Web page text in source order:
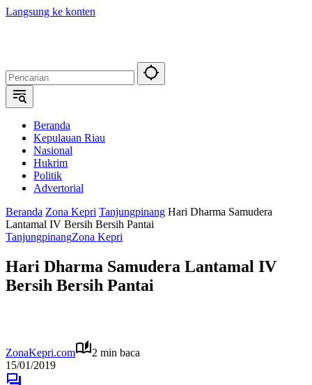
Langsung ke konten
Beranda
Kepulauan Riau
Nasional
Hukrim
Politik
Advertorial
Beranda Zona Kepri Tanjungpinang Hari Dharma Samudera
Lantamal IV Bersih Bersih Pantai
TanjungpinangZona Kepri
Hari Dharma Samudera Lantamal IV
Bersih Bersih Pantai
ZonaKepri.com
2 min baca
15/01/2019